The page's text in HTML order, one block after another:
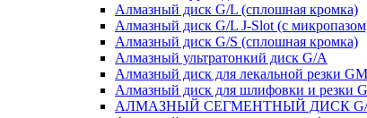
Алмазный диск G/L (сплошная кромка)
Алмазный диск G/L J-Slot (с
Алмазный диск G/S (сплошная кромка)
Алмазный ультратонкий диск G/A
Алмазный диск для лекальной резки
Алмазный диск для шлифовки и резки
АЛМАЗНЫЙ СЕГМЕНТНЫЙ ДИСК G/